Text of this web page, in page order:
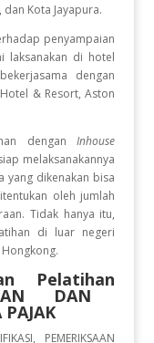
Kota Jayapura.
penyampaian
laksanakan di hotel
dengan
& Resort, Aston
denganInhouse
melaksanakannya
yang dikenakan bisa
oleh jumlah
Tidak hanya itu,
di luar negeri
Pelatihan
DAN
PEMERIKSAAN